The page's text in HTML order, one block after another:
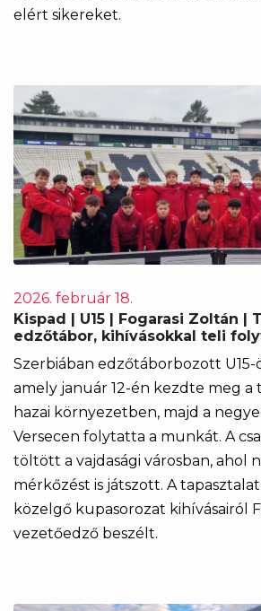
elért sikereket.
2026. február 18.
Kispad | U15 | Fogarasi Zoltán |
edzőtábor, kihívásokkal teli
Szerbiában edzőtáborbozott
amely január 12-én kezdte meg a
hazai környezetben, majd a
Versecen folytatta a munkát. A
töltött a vajdasági városban, ahol
mérkőzést is játszott. A
közelgő kupasorozat kihívásairól
vezetőedző beszélt.